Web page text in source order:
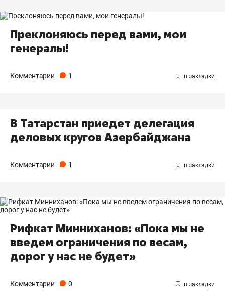
Преклоняюсь перед вами, мои
генералы!
Комментарии 1
В Татарстан приедет делегация
деловых кругов Азербайджана
Комментарии 1
Рифкат Минниханов: «Пока мы не
введем ограничения по весам,
дорог у нас не будет»
Комментарии 0